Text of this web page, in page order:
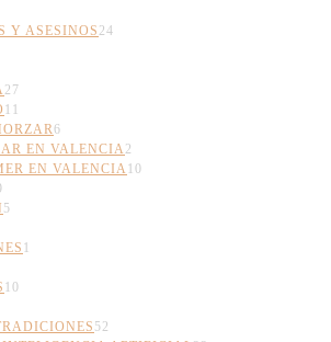
Y ASESINOS 24
27
11
6
EN VALENCIA 2
EN VALENCIA 10
5
1
10
52